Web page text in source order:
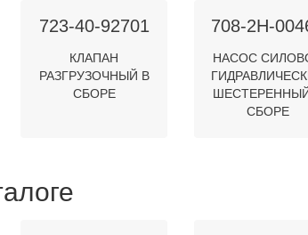
723-40-92701
КЛАПАН
РАЗГРУЗОЧНЫЙ В
СБОРЕ
708-2H-
НАСОС
СБОРЕ